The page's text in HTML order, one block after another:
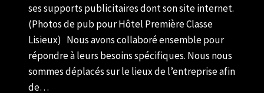
ses supports publicitaires dont son site internet.
(Photos de pub pour Hôtel Première Classe
Lisieux) Nous avons collaboré ensemble pour
répondre à leurs besoins spécifiques. Nous nous
sommes déplacés sur le lieux de l’entreprise afin
de…